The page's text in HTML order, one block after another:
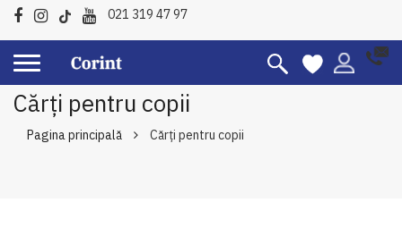
021 319 47 97
Cărți pentru copii
Pagina principală Cărți pentru copii